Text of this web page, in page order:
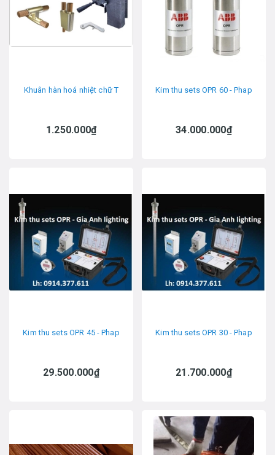
Khuân hàn hoá nhiệt chữ T
1.250.000₫
Kim thu sets OPR 60 - Phap
34.000.000₫
Kim thu sets OPR 45 - Phap
29.500.000₫
Kim thu sets OPR 30 - Phap
21.700.000₫